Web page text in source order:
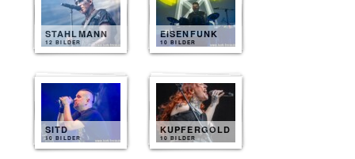
STAHLMANN
12 BILDER
EISENFUNK
10 BILDER
SITD
10 BILDER
KUPFERGOLD
10 BILDER